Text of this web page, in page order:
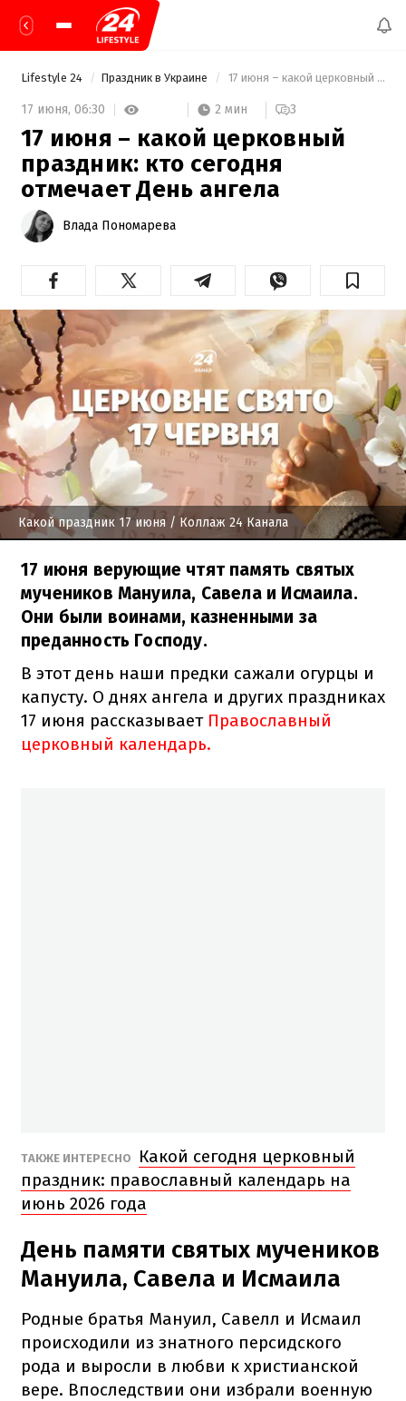
Lifestyle 24 Праздник в Украине 17 июня – какой церковный праздник: кто сегодня отмечает День ангела
17 июня, 06:30 2 мин 3
17 июня – какой церковный
праздник: кто сегодня
отмечает День ангела
Влада Пономарева
Какой праздник 17 июня / Коллаж 24 Канала
17 июня верующие чтят память святых
мучеников Мануила, Савела и Исмаила.
Они были воинами, казненными за
преданность Господу.
В этот день наши предки сажали огурцы и
капусту. О днях ангела и других праздниках
17 июня рассказывает Православный
церковный календарь.
ТАКЖЕ ИНТЕРЕСНО
Какой сегодня церковный
праздник: православный календарь на
июнь 2026 года
День памяти святых мучеников
Мануила, Савела и Исмаила
Родные братья Мануил, Савелл и Исмаил
происходили из знатного персидского
рода и выросли в любви к христианской
вере. Впоследствии они избрали военную